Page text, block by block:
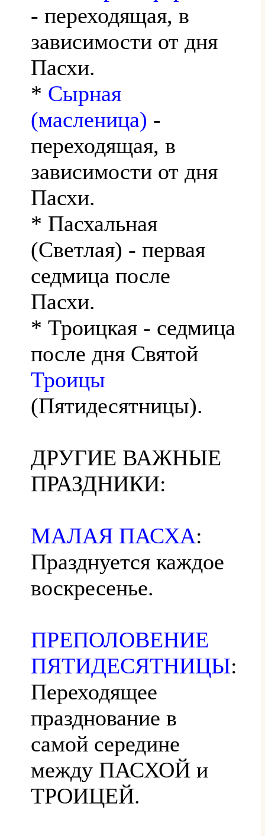
- переходящая, в
зависимости от дня
Пасхи.
* Сырная
(масленица) -
переходящая, в
зависимости от дня
Пасхи.
* Пасхальная
(Светлая) - первая
седмица после
Пасхи.
* Троицкая - седмица
после дня Святой
Троицы
(Пятидесятницы).
ДРУГИЕ ВАЖНЫЕ
ПРАЗДНИКИ:
МАЛАЯ ПАСХА:
Празднуется каждое
воскресенье.
ПРЕПОЛОВЕНИЕ
ПЯТИДЕСЯТНИЦЫ:
Переходящее
празднование в
самой середине
между ПАСХОЙ и
ТРОИЦЕЙ.